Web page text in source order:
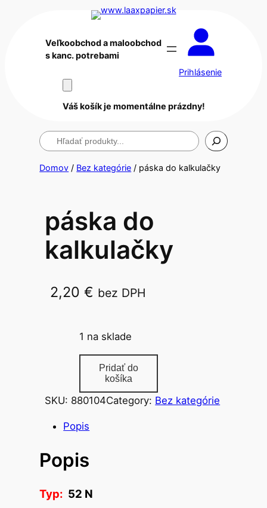
Veľkoobchod a maloobchod
s kanc. potrebami
Prihlásenie
Váš košík je momentálne prázdny!
Hľadanie
Domov / Bez kategórie / páska do kalkulačky
páska do
kalkulačky
2,20€ bez DPH
1 na sklade
o
ž
s
v
o
á
Pridať do
košíka
SKU: 880104Category: Bez kategórie
Popis
Popis
Typ: 52 N